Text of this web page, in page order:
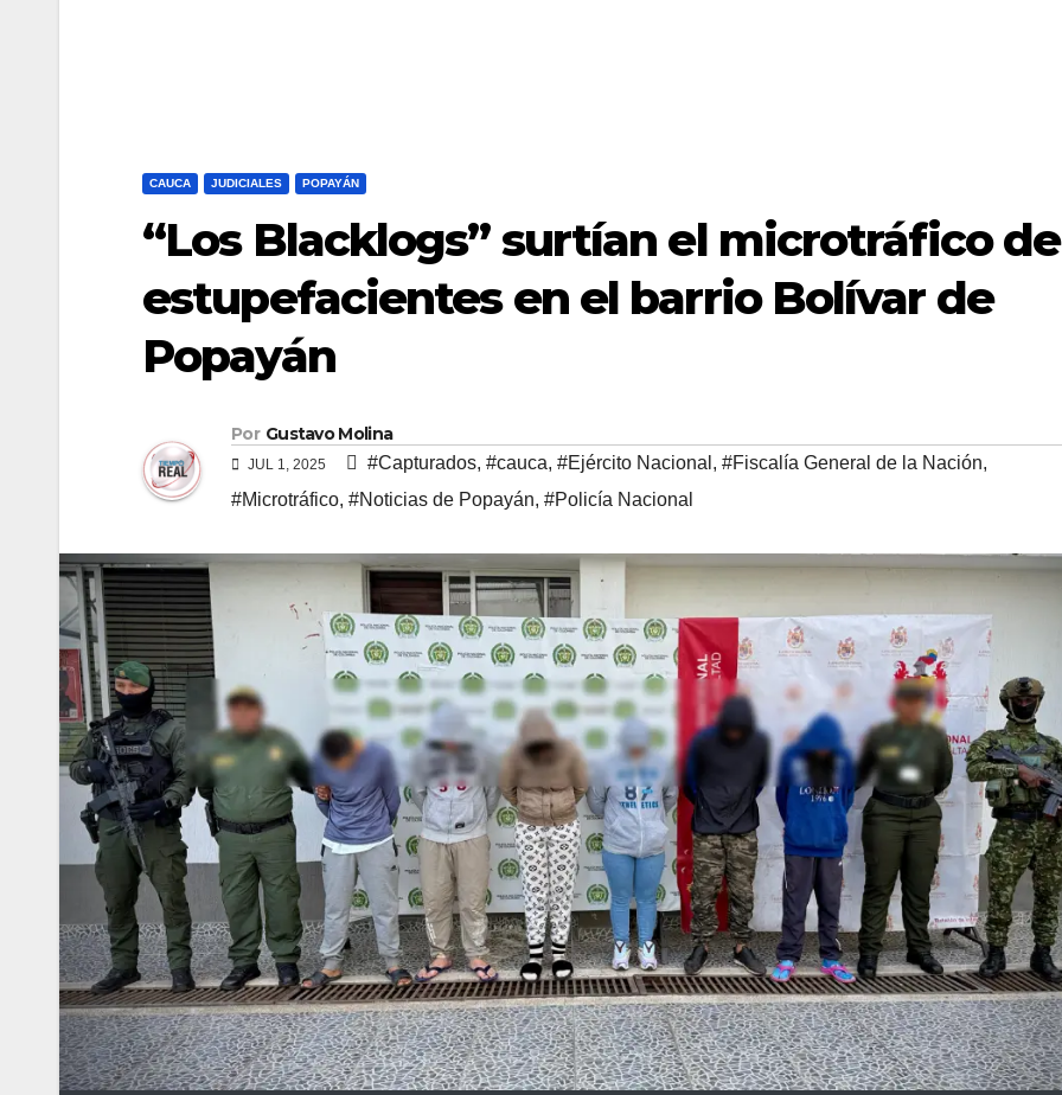
CAUCA JUDICIALES POPAYÁN
“Los Blacklogs” surtían el microtráfico de
estupefacientes en el barrio Bolívar de
Popayán
Por Gustavo Molina
JUL 1, 2025 #Capturados, #cauca, #Ejército Nacional , #Fiscalía General de la Nación,
#Microtráfico, #Noticias de Popayán, #Policía Nacional